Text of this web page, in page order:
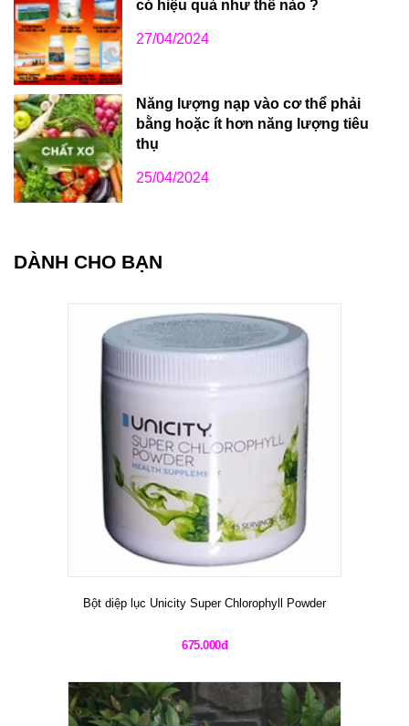
có hiệu quả như thế nào ?
27/04/2024
Năng lượng nạp vào cơ thể phải
bằng hoặc ít hơn năng lượng tiêu
thụ
25/04/2024
DÀNH CHO BẠN
Bột diệp lục Unicity Super Chlorophyll Powder
675.000đ